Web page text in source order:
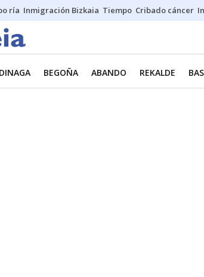
ría Inmigración Bizkaia Tiempo Cribado cáncer
BEGOÑA ABANDO REKALDE